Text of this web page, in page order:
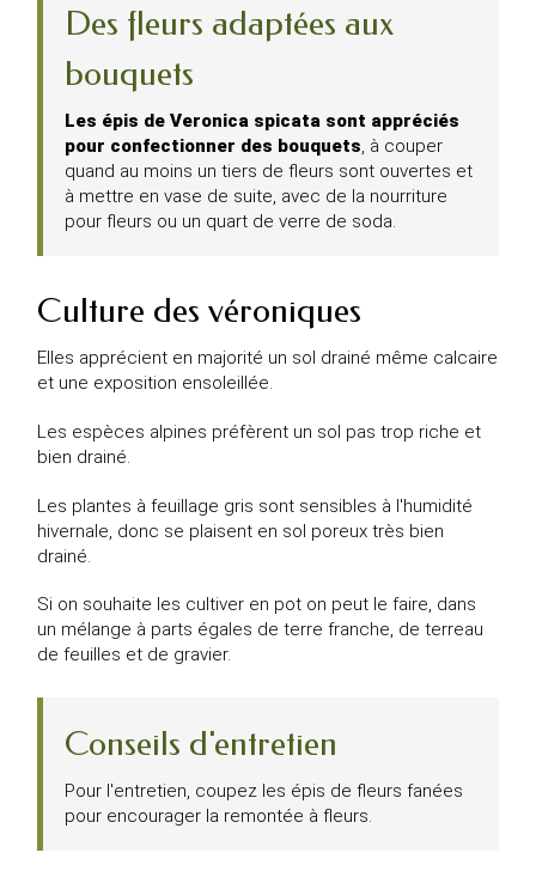
Des fleurs adaptées aux
bouquets
Les épis de Veronica spicata sont appréciés
pour confectionner des bouquets, à couper
quand au moins un tiers de fleurs sont ouvertes et
à mettre en vase de suite, avec de la nourriture
pour fleurs ou un quart de verre de soda.
Culture des véroniques
Elles apprécient en majorité un sol drainé même calcaire
et une exposition ensoleillée.
Les espèces alpines préfèrent un sol pas trop riche et
bien drainé.
Les plantes à feuillage gris sont sensibles à l'humidité
hivernale, donc se plaisent en sol poreux très bien
drainé.
Si on souhaite les cultiver en pot on peut le faire, dans
un mélange à parts égales de terre franche, de terreau
de feuilles et de gravier.
Conseils d'entretien
Pour l'entretien, coupez les épis de fleurs fanées
pour encourager la remontée à fleurs.